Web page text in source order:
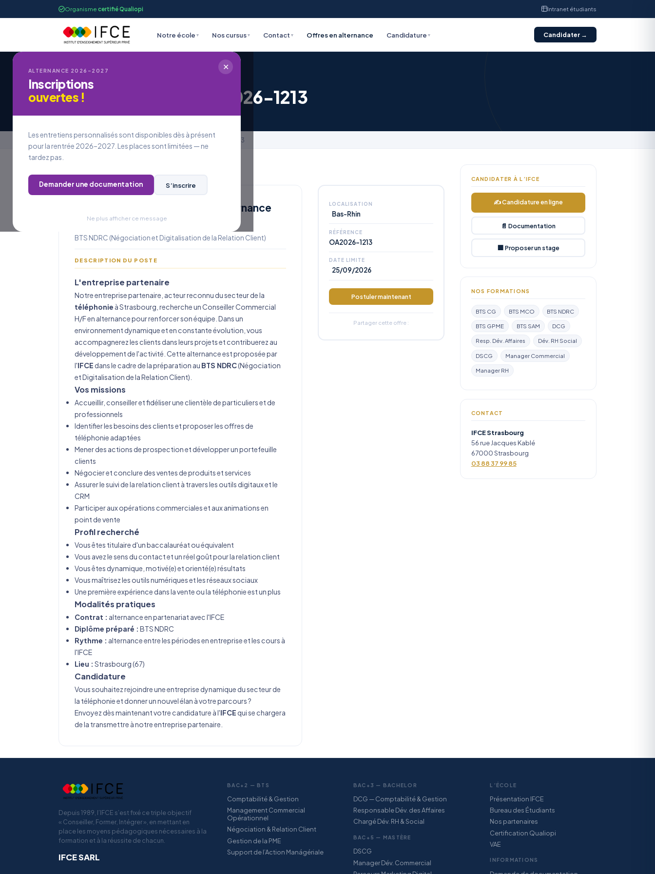
Organisme certifié Qualiopi Intranet étudiants
Notre école ▾ Nos cursus▾ Contact ▾ Offres en alternance Candidature ▾ Candidater →
✕
ALTERNANCE 2026–2027
Inscriptions
ouvertes !
Les entretiens personnalisés sont disponibles dès à présent
pour la rentrée 2026–2027. Les places sont limitées — ne
tardez pas.
Demander une documentation S’inscrire
Ne plus afficher ce message
IFCE STRASBOURG
Offre d'Emploi #OE2026-1213
Accueil › Offres en alternance › Offre d'Emploi #OE2026-1213
Retour aux offres
Conseiller Commercial H/F - Alternance
(BTS NDRC) | Strasbourg (67)
BTS NDRC (Négociation et Digitalisation de la Relation Client)
DESCRIPTION DU POSTE
L'entreprise partenaire
Notre entreprise partenaire, acteur reconnu du secteur de la
téléphonie à Strasbourg, recherche un Conseiller Commercial
H/F en alternance pour renforcer son équipe. Dans un
environnement dynamique et en constante évolution, vous
accompagnerez les clients dans leurs projets et contribuerez au
développement de l'activité. Cette alternance est proposée par
l'IFCE dans le cadre de la préparation au BTS NDRC(Négociation
et Digitalisation de la Relation Client).
Vos missions
Accueillir, conseiller et fidéliser une clientèle de particuliers et de
professionnels
Identifier les besoins des clients et proposer les offres de
téléphonie adaptées
Mener des actions de prospection et développer un portefeuille
clients
Négocier et conclure des ventes de produits et services
Assurer le suivi de la relation client à travers les outils digitaux et le
CRM
Participer aux opérations commerciales et aux animations en
point de vente
Profil recherché
Vous êtes titulaire d'un baccalauréat ou équivalent
Vous avez le sens du contact et un réel goût pour la relation client
Vous êtes dynamique, motivé(e) et orienté(e) résultats
Vous maîtrisez les outils numériques et les réseaux sociaux
Une première expérience dans la vente ou la téléphonie est un plus
Modalités pratiques
Contrat : alternance en partenariat avec l'IFCE
Diplôme préparé : BTS NDRC
Rythme : alternance entre les périodes en entreprise et les cours à
l'IFCE
Lieu : Strasbourg (67)
Candidature
Vous souhaitez rejoindre une entreprise dynamique du secteur de
la téléphonie et donner un nouvel élan à votre parcours ?
Envoyez dès maintenant votre candidature à l'IFCE qui se chargera
de la transmettre à notre entreprise partenaire.
LOCALISATION
Bas-Rhin
RÉFÉRENCE
OA2026-1213
DATE LIMITE
25/09/2026
Postuler maintenant
Partager cette offre :
CANDIDATER À L’IFCE
✍ Candidature en ligne
📄 Documentation
🏢 Proposer un stage
NOS FORMATIONS
BTS CG BTS MCO BTS NDRC
BTS GPME BTS SAM DCG
Resp. Dév. Affaires Dév. RH Social
DSCG Manager Commercial
Manager RH
CONTACT
IFCE Strasbourg
56 rue Jacques Kablé
67000 Strasbourg
03 88 37 99 85
Depuis 1989, l’IFCE s’est fixé ce triple objectif
« Conseiller, Former, Intégrer », en mettant en
place les moyens pédagogiques nécessaires à la
formation et à la réussite de chacun.
IFCE SARL
BAC+2 — BTS
Comptabilité & Gestion
Management Commercial
Opérationnel
Négociation & Relation Client
Gestion de la PME
Support de l’Action Manágériale
BAC+3 — BACHELOR
DCG — Comptabilité & Gestion
Responsable Dév. des Affaires
Chargé Dév. RH & Social
BAC+5 — MASTÈRE
DSCG
Manager Dév. Commercial
L’ÉCOLE
Présentation IFCE
Bureau des Étudiants
Nos partenaires
Certification Qualiopi
VAE
INFORMATIONS